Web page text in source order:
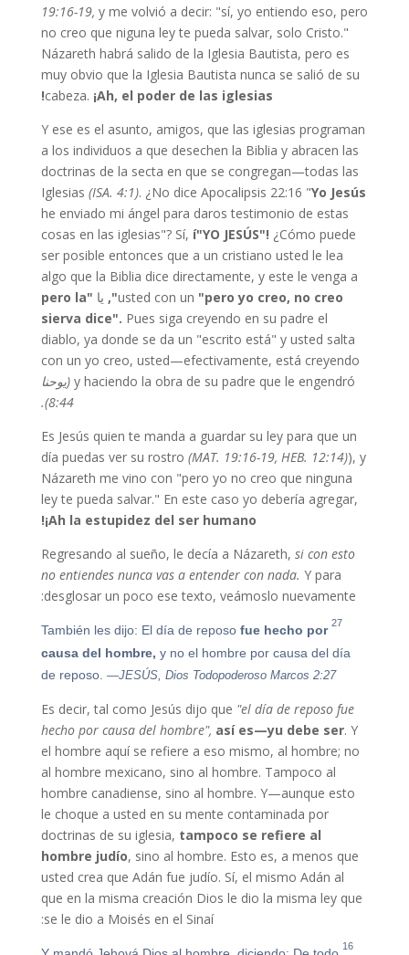
19:16-19, y me volvió a decir: "sí, yo entiendo eso, pero
no creo que niguna ley te pueda salvar, solo Cristo."
Názareth habrá salido de la Iglesia Bautista, pero es
muy obvio que la Iglesia Bautista nunca se salió de su
cabeza. ¡Ah, el poder de las iglesias!
Y ese es el asunto, amigos, que las iglesias programan
a los individuos a que desechen la Biblia y abracen las
doctrinas de la secta en que se congregan—todas las
Iglesias (ISA. 4:1). ¿No dice Apocalipsis 22:16 "Yo Jesús
he enviado mi ángel para daros testimonio de estas
cosas en las iglesias"? Sí, í"YO JESÚS"! ¿Cómo puede
ser posible entonces que a un cristiano usted le lea
algo que la Biblia dice directamente, y este le venga a
usted con un "pero yo creo, no creo", یا
"pero la
sierva dice". Pues siga creyendo en su padre el
diablo, ya donde se da un "escrito está" y usted salta
con un yo creo, usted—efectivamente, está creyendo
y haciendo la obra de su padre que le engendró (یوحنا
8:44).
Es Jesús quien te manda a guardar su ley para que un
día puedas ver su rostro (MAT. 19:16-19, HEB. 12:14)), y
Názareth me vino con "pero yo no creo que ninguna
ley te pueda salvar." En este caso yo debería agregar,
¡Ah la estupidez del ser humano!
Regresando al sueño, le decía a Názareth, si con esto
no entiendes nunca vas a entender con nada. Y para
desglosar un poco ese texto, veámoslo nuevamente:
27
También les dijo: El día de reposo fue hecho por
causa del hombre, y no el hombre por causa del día
de reposo. —JESÚS, Dios Todopoderoso Marcos 2:27
Es decir, tal como Jesús dijo que "el día de reposo fue
hecho por causa del hombre", así es—yu debe ser. Y
el hombre aquí se refiere a eso mismo, al hombre; no
al hombre mexicano, sino al hombre. Tampoco al
hombre canadiense, sino al hombre. Y—aunque esto
le choque a usted en su mente contaminada por
doctrinas de su iglesia, tampoco se refiere al
hombre judío, sino al hombre. Esto es, a menos que
usted crea que Adán fue judío. Sí, el mismo Adán al
que en la misma creación Dios le dio la misma ley que
se le dio a Moisés en el Sinaí:
16